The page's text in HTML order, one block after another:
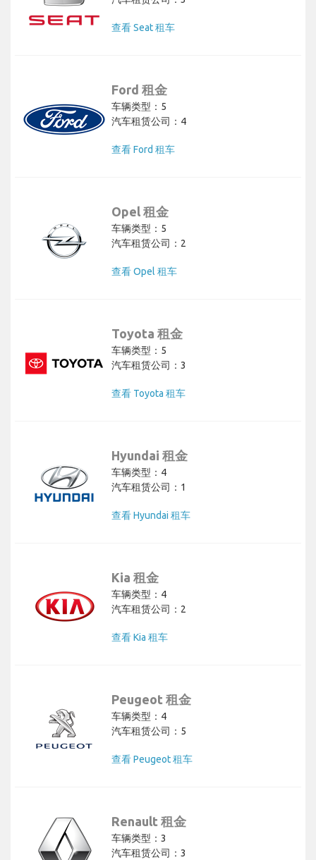
查看 Seat 租车
Ford 租金
车辆类型：5
汽车租赁公司：4
查看 Ford 租车
Opel 租金
车辆类型：5
汽车租赁公司：2
查看 Opel 租车
Toyota 租金
车辆类型：5
汽车租赁公司：3
查看 Toyota 租车
Hyundai 租金
车辆类型：4
汽车租赁公司：1
查看 Hyundai 租车
Kia 租金
车辆类型：4
汽车租赁公司：2
查看 Kia 租车
Peugeot 租金
车辆类型：4
汽车租赁公司：5
查看 Peugeot 租车
Renault 租金
车辆类型：3
汽车租赁公司：3